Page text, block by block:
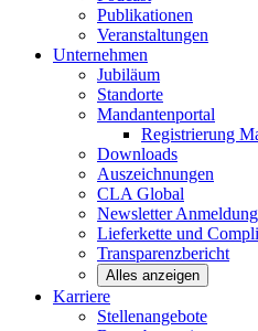
Publikationen
Veranstaltungen
Unternehmen
Jubiläum
Standorte
Mandantenportal
Registrierung
Downloads
Auszeichnungen
CLAGlobal
NewsletterAnmeldung
Lieferkette und
Transparenzbericht
Alles anzeigen
Karriere
Stellenangebote